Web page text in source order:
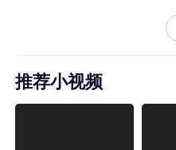
推荐小视频